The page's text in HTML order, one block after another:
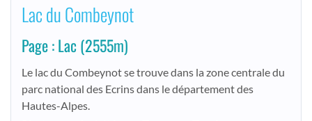
Lac du Combeynot
Page : Lac(2555m)
Le lac du Combeynot se trouve dans la zone centrale du
parc national des Ecrins dans le département des
Hautes-Alpes.